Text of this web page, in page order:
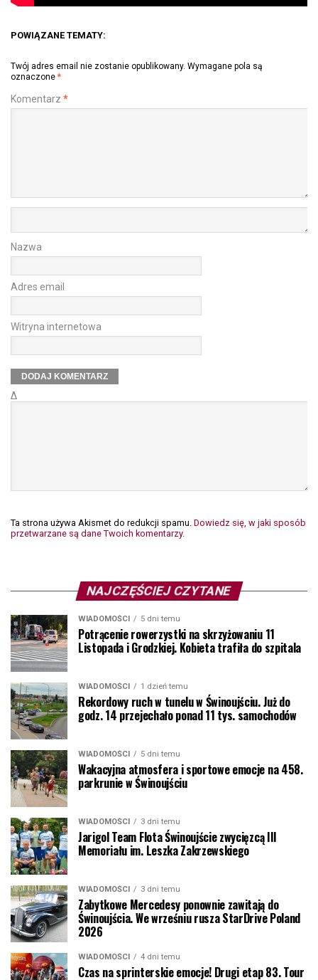
POWIĄZANE TEMATY:
Twój adres email nie zostanie opublikowany. Wymagane pola są
oznaczone *
Komentarz *
Nazwa
Adres email
Witryna internetowa
Δ
Ta strona używa Akismet do redukcji spamu. Dowiedz się, w jaki sposób
przetwarzane są dane Twoich komentarzy.
NAJCZĘŚCIEJ CZYTANE
WIADOMOŚCI 5 dni temu
Potrącenie rowerzystki na skrzyżowaniu 11
Listopada i Grodzkiej. Kobieta trafiła do szpitala
WIADOMOŚCI 1 dzień temu
Rekordowy ruch w tunelu w Świnoujściu. Już do
godz. 14 przejechało ponad 11 tys. samochodów
WIADOMOŚCI 5 dni temu
Wakacyjna atmosfera i sportowe emocje na 458.
parkrunie w Świnoujściu
WIADOMOŚCI 3 dni temu
Jarigol Team Flota Świnoujście zwycięzcą III
Memoriału im. Leszka Zakrzewskiego
WIADOMOŚCI 3 dni temu
Zabytkowe Mercedesy ponownie zawitają do
Świnoujścia. We wrześniu rusza StarDrive Poland
2026
WIADOMOŚCI 4 dni temu
Czas na sprinterskie emocje! Drugi etap 83. Tour